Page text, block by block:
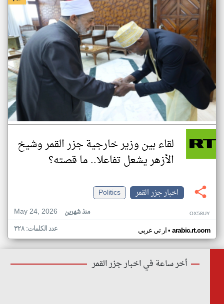
لقاء بين وزير خارجية جزر القمر وشيخ
الأزهر يشعل تفاعلا.. ما قصته؟
اخبار جزر القمر
Politics
May 24, 2026
منذ شهرين OX58UY
ار تي عربي• arabic.rt.com عدد الكلمات: ٣٢٨
أخر ساعة في اخبار جزر القمر